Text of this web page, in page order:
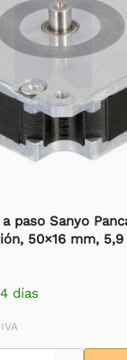
paso Sanyo
50×16 mm, 5,9
días